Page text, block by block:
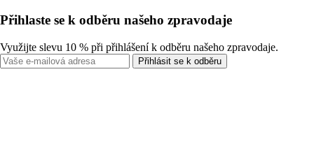
Přihlaste se k odběru našeho zpravodaje
Využijte slevu 10 % při přihlášení k odběru našeho zpravodaje.
Přihlásit se k odběru